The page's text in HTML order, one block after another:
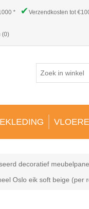
* ✔Verzendkosten tot
(0)
decoratief
Oslo eik soft beige (per